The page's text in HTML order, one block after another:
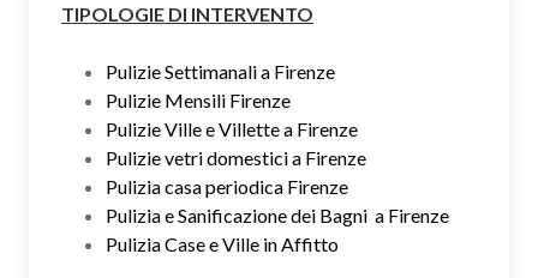
TIPOLOGIE DI INTERVENTO
Pulizie Settimanali a Firenze
Pulizie Mensili Firenze
Pulizie Ville e Villette a Firenze
Pulizie vetri domestici a Firenze
Pulizia casa periodica Firenze
Pulizia e Sanificazione dei Bagni a Firenze
Pulizia Case e Ville in Affitto